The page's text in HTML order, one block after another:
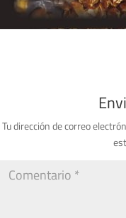
Tu dirección de correo